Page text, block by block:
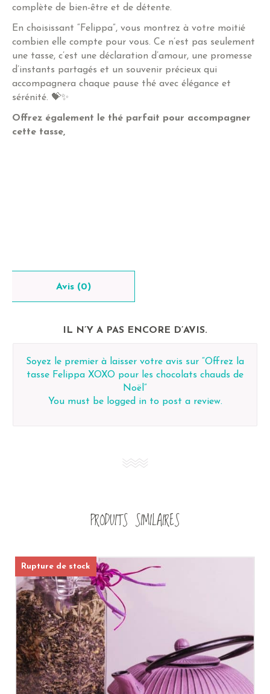
complète de bien-être et de détente.
En choisissant “Felippa”, vous montrez à votre moitié
combien elle compte pour vous. Ce n’est pas seulement
une tasse, c’est une déclaration d’amour, une promesse
d’instants partagés et un souvenir précieux qui
accompagnera chaque pause thé avec élégance et
sérénité. 💝✨
Offrez également le thé parfait pour accompagner
cette tasse,
Avis (0)
IL N’Y A PAS ENCORE D’AVIS.
Soyez le premier à laisser votre avis sur “Offrez la
tasse Felippa XOXO pour les chocolats chauds de
Noël”
You must be logged into post a review.
PRODUITS SIMILAIRES
Rupture de stock